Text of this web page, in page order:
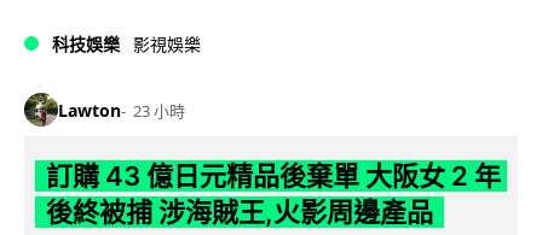
科技娛樂 影視娛樂
Lawton 23 小時
訂購 43 億日元精品後棄單 大阪女 2 年
後終被捕 涉海賊王,火影周邊產品